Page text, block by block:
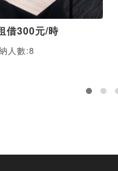
借300元/時
人數:8